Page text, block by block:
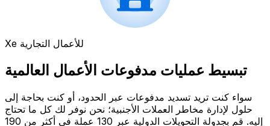
Xe للأعمال التجارية
تبسيط عمليات مدفوعات الأعمال العالمية
سواء كنت تريد تسديد مدفوعات عبر الحدود، أو كنت بحاجة إلى
حلول لإدارة مخاطر العملات الأجنبية؛ نحن نوفر لك كل ما تحتاج
إليه. قم بجدولة التحويلات الدولية عبر 130 عملة في أكثر من 190